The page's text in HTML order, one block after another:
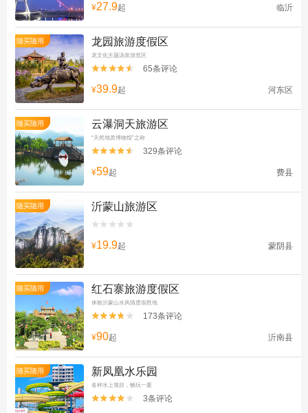
¥27.9起 临沂
随买随用 龙园旅游度假区
龙文化主题汤泉游览区

 65条评论
¥39.9起 河东区
随买随用 云瀑洞天旅游区
“天然地质博物馆”之称

 329条评论
¥59起 费县
随买随用 沂蒙山旅游区


¥19.9起 蒙阴县
随买随用 红石寨旅游度假区
体验沂蒙山水风情度假胜地

 173条评论
¥90起 沂南县
随买随用 新凤凰水乐园
各种水上项目，畅玩一夏

 3条评论